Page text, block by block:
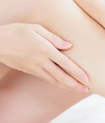
联系我们
消息
活动